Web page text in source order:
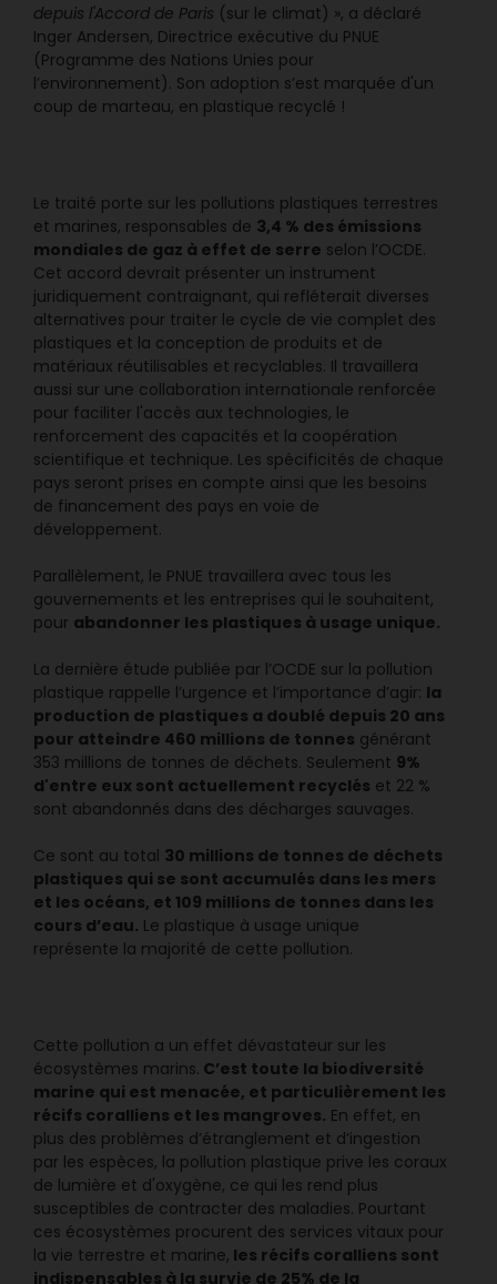
depuis l'Accord de Paris (sur le climat) », a déclaré
Inger Andersen, Directrice exécutive du PNUE
(Programme des Nations Unies pour
l’environnement). Son adoption s’est marquée d'un
coup de marteau, en plastique recyclé !
Le traité porte sur les pollutions plastiques terrestres
et marines, responsables de 3,4 % des émissions
mondiales de gaz à effet de serre selon l’OCDE.
Cet accord devrait présenter un instrument
juridiquement contraignant, qui refléterait diverses
alternatives pour traiter le cycle de vie complet des
plastiques et la conception de produits et de
matériaux réutilisables et recyclables. Il travaillera
aussi sur une collaboration internationale renforcée
pour faciliter l'accès aux technologies, le
renforcement des capacités et la coopération
scientifique et technique. Les spécificités de chaque
pays seront prises en compte ainsi que les besoins
de financement des pays en voie de
développement.
Parallèlement, le PNUE travaillera avec tous les
gouvernements et les entreprises qui le souhaitent,
pour abandonner les plastiques à usage unique.
La dernière étude publiée par l’OCDE sur la pollution
plastique rappelle l’urgence et l’importance d’agir: la
production de plastiques a doublé depuis 20 ans
pour atteindre 460 millions de tonnes générant
353 millions de tonnes de déchets. Seulement 9%
d'entre eux sont actuellement recyclés et 22 %
sont abandonnés dans des décharges sauvages.
Ce sont au total 30 millions de tonnes de déchets
plastiques qui se sont accumulés dans les mers
et les océans, et 109 millions de tonnes dans les
cours d’eau. Le plastique à usage unique
représente la majorité de cette pollution.
Cette pollution a un effet dévastateur sur les
écosystèmes marins. C’est toute la biodiversité
marine qui est menacée, et particulièrement les
récifs coralliens et les mangroves. En effet, en
plus des problèmes d’étranglement et d’ingestion
par les espèces, la pollution plastique prive les coraux
de lumière et d'oxygène, ce qui les rend plus
susceptibles de contracter des maladies. Pourtant
ces écosystèmes procurent des services vitaux pour
la vie terrestre et marine, les récifs coralliens sont